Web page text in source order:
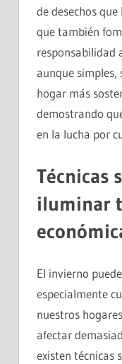
de desechos
que también
responsabilidad
aunque simples,
hogar más
demostrando
en la lucha por
Técnicas
iluminar
El invierno
especialmente
nuestros
afectar
existen técnicas